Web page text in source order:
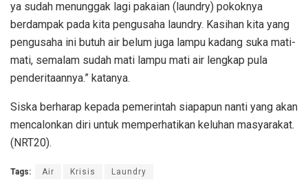
ya sudah menunggak lagi pakaian (laundry) pokoknya
berdampak pada kita pengusaha laundry. Kasihan kita yang
pengusaha ini butuh air belum juga lampu kadang suka mati-
mati, semalam sudah mati lampu mati air lengkap pula
penderitaannya.” katanya.
Siska berharap kepada pemerintah siapapun nanti yang akan
mencalonkan diri untuk memperhatikan keluhan masyarakat.
(NRT20).
Tags: Air Krisis Laundry